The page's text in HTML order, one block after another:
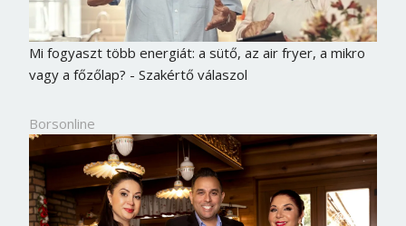
Mi fogyaszt több energiát: a sütő, az air fryer, a mikro
vagy a főzőlap? - Szakértő válaszol
Borsonline